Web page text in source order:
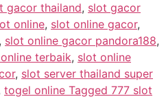
gacor thailand, slot gacor
online, slot online gacor,
slot online gacor pandora188,
terbaik, slot online
, slot server thailand super
togel online Tagged 777 slot